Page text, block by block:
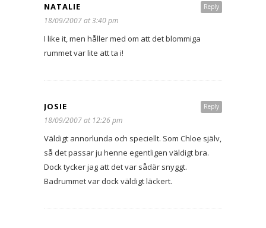
Reply
NATALIE
18/09/2007 at 3:40 pm
I like it, men håller med om att det blommiga
rummet var lite att ta i!
Reply
JOSIE
18/09/2007 at 12:26 pm
Väldigt annorlunda och speciellt. Som Chloe själv,
så det passar ju henne egentligen väldigt bra.
Dock tycker jag att det var sådär snyggt.
Badrummet var dock väldigt läckert.